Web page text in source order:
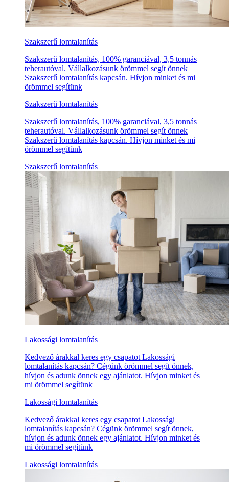
Szakszerű lomtalanítás
Szakszerű lomtalanítás, 100% garanciával, 3,5 tonnás
teherautóval. Vállalkozásunk örömmel segít önnek
Szakszerű lomtalanítás kapcsán. Hívjon minket és mi
örömmel segítünk
Szakszerű lomtalanítás
Szakszerű lomtalanítás, 100% garanciával, 3,5 tonnás
teherautóval. Vállalkozásunk örömmel segít önnek
Szakszerű lomtalanítás kapcsán. Hívjon minket és mi
örömmel segítünk
Szakszerű lomtalanítás
Lakossági lomtalanítás
Kedvező árakkal keres egy csapatot Lakossági
lomtalanítás kapcsán? Cégünk örömmel segít önnek,
hívjon és adunk önnek egy ajánlatot. Hívjon minket és
mi örömmel segítünk
Lakossági lomtalanítás
Kedvező árakkal keres egy csapatot Lakossági
lomtalanítás kapcsán? Cégünk örömmel segít önnek,
hívjon és adunk önnek egy ajánlatot. Hívjon minket és
mi örömmel segítünk
Lakossági lomtalanítás